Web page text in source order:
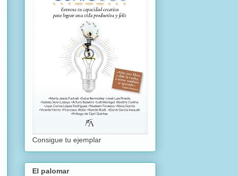
Consigue tu ejemplar
El palomar